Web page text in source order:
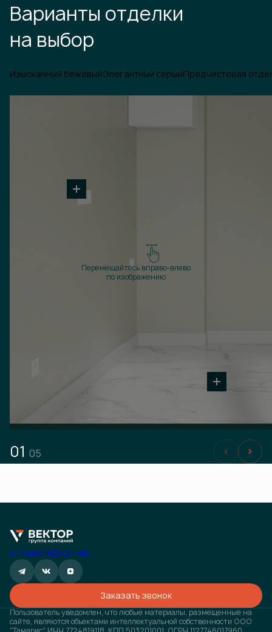
Варианты отделки
на выбор
Изысканный бежевыйЭлегантный серыйПредчистовая
Перемещайтесь вправо-влево
по изображению
01 05
+7 (495) 021-21-40
Заказать звонок
Пользователь уведомлен, что любые материалы, размещенные на
сайте, являются объектами интеллектуальной собственности ООО